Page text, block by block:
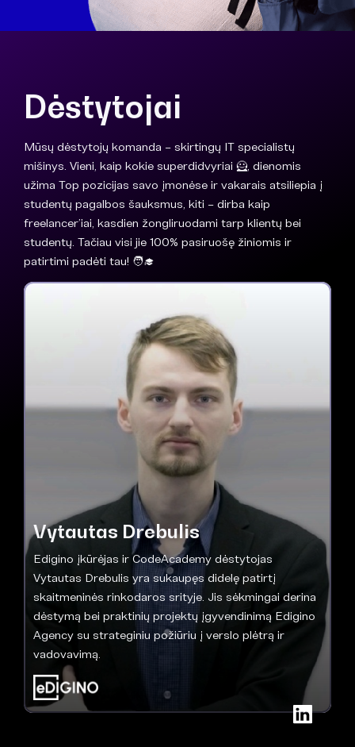
Dėstytojai
Mūsų dėstytojų komanda – skirtingų IT specialistų
mišinys. Vieni, kaip kokie superdidvyriai 🦸, dienomis
užima Top pozicijas savo įmonėse ir vakarais atsiliepia į
studentų pagalbos šauksmus, kiti – dirba kaip
freelancer’iai, kasdien žongliruodami tarp klientų bei
studentų. Tačiau visi jie 100% pasiruošę žiniomis ir
patirtimi padėti tau! 🧑‍🎓
Vytautas Drebulis
Edigino įkūrėjas ir CodeAcademy dėstytojas
Vytautas Drebulis yra sukaupęs didelę patirtį
skaitmeninės rinkodaros srityje. Jis sėkmingai derina
dėstymą bei praktinių projektų įgyvendinimą Edigino
Agency su strateginiu požiūriu į verslo plėtrą ir
vadovavimą.